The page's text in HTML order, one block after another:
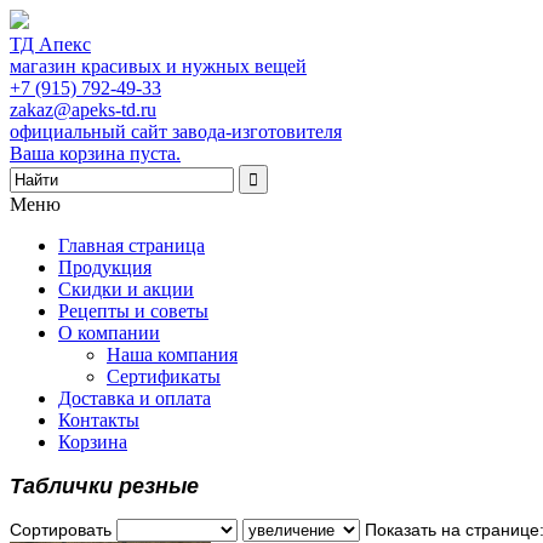
ТД Апекс
магазин красивых и нужных вещей
+7 (915) 792-49-33
zakaz@apeks-td.ru
официальный сайт завода-изготовителя
Ваша корзина пуста.
Меню
Главная страница
Продукция
Скидки и акции
Рецепты и советы
О компании
Наша компания
Сертификаты
Доставка и оплата
Контакты
Корзина
Таблички резные
Сортировать Показать на